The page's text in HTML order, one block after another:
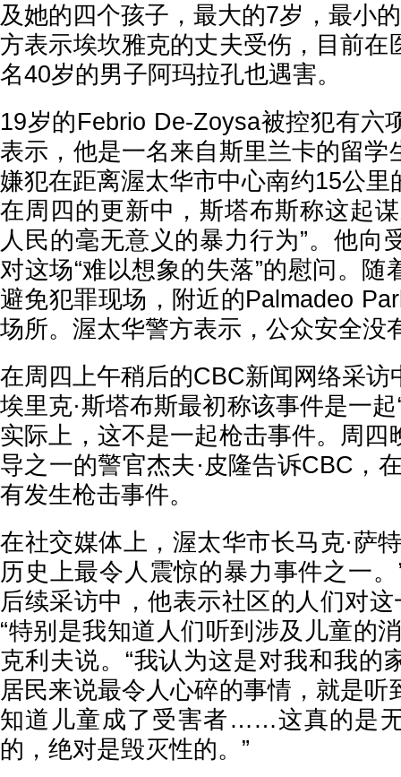
及她的四个孩子，最大的7岁，最小
方表示埃坎雅克的丈夫受伤，目前在
名40岁的男子阿玛拉孔也遇害。
19岁的Febrio De-Zoysa被控犯有六
表示，他是一名来自斯里兰卡的留学
嫌犯在距离渥太华市中心南约15公里
在周四的更新中，斯塔布斯称这起
人民的毫无意义的暴力行为”。他向
对这场“难以想象的失落”的慰问。随
避免犯罪现场，附近的Palmadeo
场所。渥太华警方表示，公众安全没
在周四上午稍后的CBC新闻网络采访
埃里克·斯塔布斯最初称该事件是一
实际上，这不是一起枪击事件。周四
导之一的警官杰夫·皮隆告诉CBC，
有发生枪击事件。
在社交媒体上，渥太华市长马克·萨
历史上最令人震惊的暴力事件之一
后续采访中，他表示社区的人们对这
“特别是我知道人们听到涉及儿童的
克利夫说。“我认为这是对我和我的
居民来说最令人心碎的事情，就是听
知道儿童成了受害者……这真的是
的，绝对是毁灭性的。”